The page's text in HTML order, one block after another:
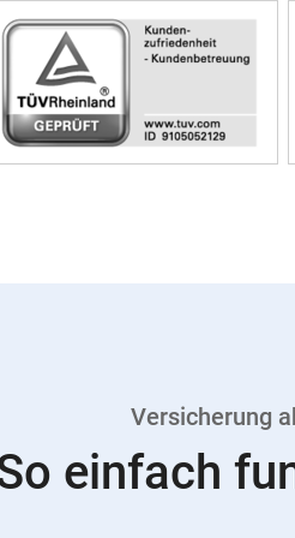
Versicherung
einfach